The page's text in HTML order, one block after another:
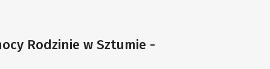
Rodzinie w Sztumie -